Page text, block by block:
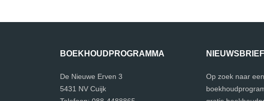
BOEKHOUDPROGRAMMA
De Nieuwe Erven 3
5431 NV Cuijk
NIEUWSBRIEF
Op zoek naar een